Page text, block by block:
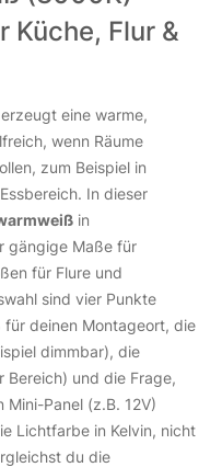
Küche, Flur &
erzeugt eine warme,
wenn Räume
zum Beispiel in
In dieser
in
gängige Maße für
für Flure und
sind vier Punkte
deinen Montageort, die
dimmbar), die
und die Frage,
Panel (z.B. 12V)
Lichtfarbe in Kelvin, nicht
du die